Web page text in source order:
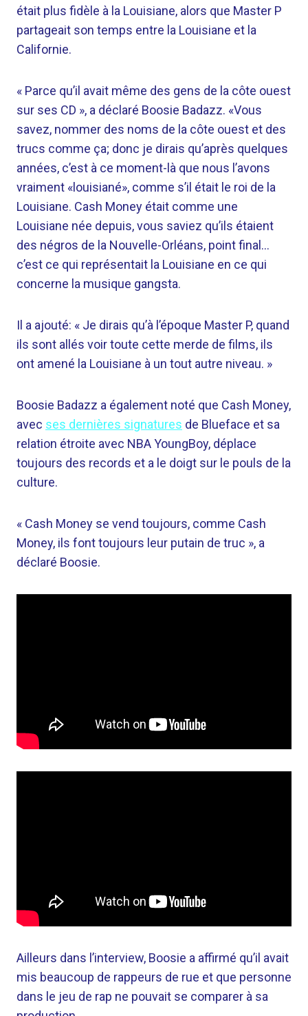
était plus fidèle à la Louisiane, alors que Master P
partageait son temps entre la Louisiane et la
Californie.
« Parce qu’il avait même des gens de la côte ouest
sur ses CD », a déclaré Boosie Badazz. «Vous
savez, nommer des noms de la côte ouest et des
trucs comme ça; donc je dirais qu’après quelques
années, c’est à ce moment-là que nous l’avons
vraiment «louisiané», comme s’il était le roi de la
Louisiane. Cash Money était comme une
Louisiane née depuis, vous saviez qu’ils étaient
des négros de la Nouvelle-Orléans, point final…
c’est ce qui représentait la Louisiane en ce qui
concerne la musique gangsta.
Il a ajouté: « Je dirais qu’à l’époque Master P, quand
ils sont allés voir toute cette merde de films, ils
ont amené la Louisiane à un tout autre niveau. »
Boosie Badazz a également noté que Cash Money,
avec ses dernières signatures de Blueface et sa
relation étroite avec NBA YoungBoy, déplace
toujours des records et a le doigt sur le pouls de la
culture.
« Cash Money se vend toujours, comme Cash
Money, ils font toujours leur putain de truc », a
déclaré Boosie.
Ailleurs dans l’interview, Boosie a affirmé qu’il avait
mis beaucoup de rappeurs de rue et que personne
dans le jeu de rap ne pouvait se comparer à sa